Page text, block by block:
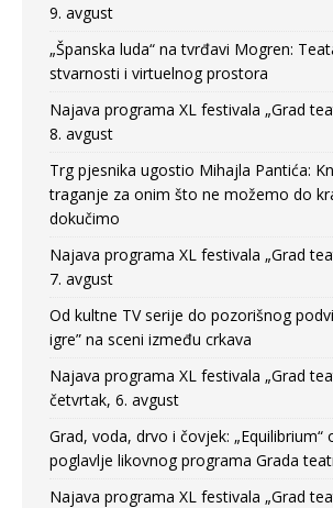
9. avgust
„Španska luda“ na tvrđavi Mogren:
stvarnosti i virtuelnog prostora
Najava programa XL festivala „Grad
8. avgust
Trg pjesnika ugostio Mihajla Pantića:
traganje za onim što ne možemo do
dokučimo
Najava programa XL festivala „Grad
7. avgust
Od kultne TV serije do pozorišnog
igre” na sceni između crkava
Najava programa XL festivala „Grad
četvrtak, 6. avgust
Grad, voda, drvo i čovjek:
poglavlje likovnog programa Grada
Najava programa XL festivala „Grad